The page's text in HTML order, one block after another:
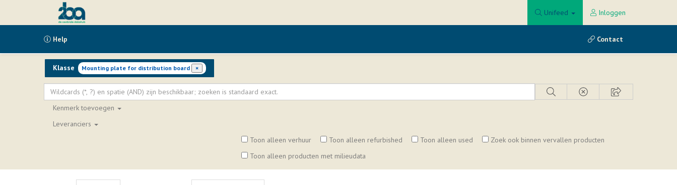
Unifeed Inloggen
Help Contact
Klasse Mounting plate for distribution board ×
Kenmerktoevoegen
Leveranciers
Toon alleen verhuur
Toon alleen refurbished Toon alleen used
Zoek ook binnen vervallen producten
Toon alleen producten met milieudata